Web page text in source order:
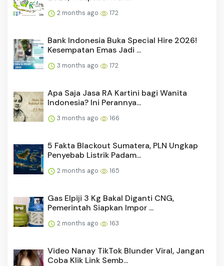
2 months ago 172
Bank Indonesia Buka Special Hire 2026!
Kesempatan Emas Jadi ...
3 months ago 172
Apa Saja Jasa RA Kartini bagi Wanita
Indonesia? Ini Perannya...
3 months ago 166
5 Fakta Blackout Sumatera, PLN Ungkap
Penyebab Listrik Padam...
2 months ago 165
Gas Elpiji 3 Kg Bakal Diganti CNG,
Pemerintah Siapkan Impor ...
2 months ago 163
Video Nanay TikTok Blunder Viral, Jangan
Coba Klik Link Semb...